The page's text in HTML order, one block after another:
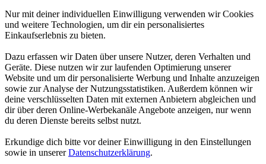
Nur mit deiner individuellen Einwilligung verwenden wir Cookies
und weitere Technologien, um dir ein personalisiertes
Einkaufserlebnis zu bieten.
Dazu erfassen wir Daten über unsere Nutzer, deren Verhalten und
Geräte. Diese nutzen wir zur laufenden Optimierung unserer
Website und um dir personalisierte Werbung und Inhalte anzuzeigen
sowie zur Analyse der Nutzungsstatistiken. Außerdem können wir
deine verschlüsselten Daten mit externen Anbietern abgleichen und
dir über deren Online-Werbekanäle Angebote anzeigen, nur wenn
du deren Dienste bereits selbst nutzt.
Erkundige dich bitte vor deiner Einwilligung in den Einstellungen
sowie in unsererDatenschutzerklärung.